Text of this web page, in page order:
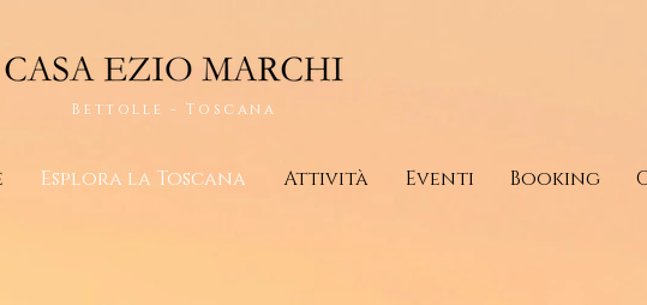
Bettolle - Toscana
Esplora la Toscana Attività Eventi Booking